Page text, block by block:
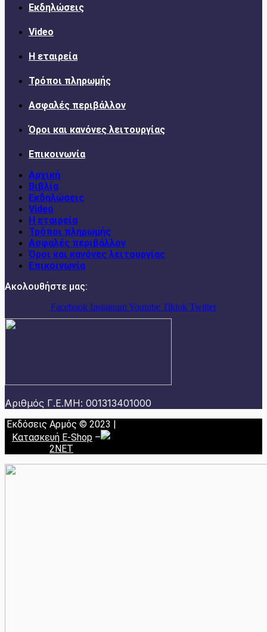
Εκδηλώσεις
Video
Η εταιρεία
Τρόποι πληρωμής
Ασφαλές περιβάλλον
Όροι και κανόνες λειτουργίας
Επικοινωνία
Αρχική
Βιβλία
Εκδηλώσεις
Video
Η εταιρεία
Τρόποι πληρωμής
Ασφαλές περιβάλλον
Όροι και κανόνες λειτουργίας
Επικοινωνία
Ακολουθήστε μας:
Facebook InstagramYoutube Tiktok Twitter
Αριθμός Γ.Ε.ΜΗ: 001313401000
Εκδόσεις Αρμός © 2023 |
Κατασκευή E-Shop –
2NET